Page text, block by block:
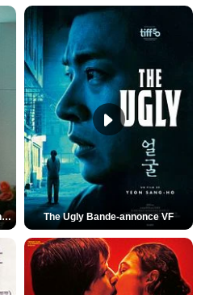
Des Fleurs pour Tokyo Bande-annonce VO STFR The Ugly Bande-annonce VF